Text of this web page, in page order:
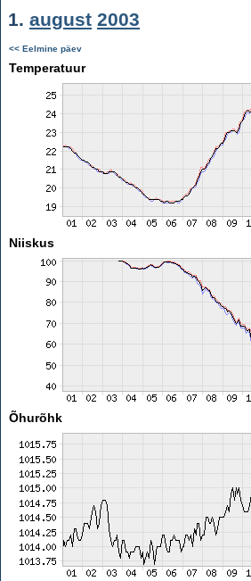
1. august 2003
<< Eelmine päev
Temperatuur
Niiskus
Õhurõhk